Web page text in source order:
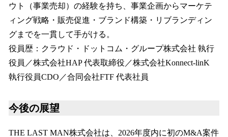
ウト（事業売却）の経験を持ち、事業企画からマーケテ
ィング戦略・販売促進・ブランド構築・リブランディン
グまでを一貫して手がける。
役員歴：クラウド・ドットコム・グループ株式会社 執行
役員／株式会社HAP 代表取締役／株式会社Konnect-linK
執行役員CDO／合同会社FTF 代表社員
今後の展望
THE LAST MAN株式会社は、2026年度内に初のM&A案件